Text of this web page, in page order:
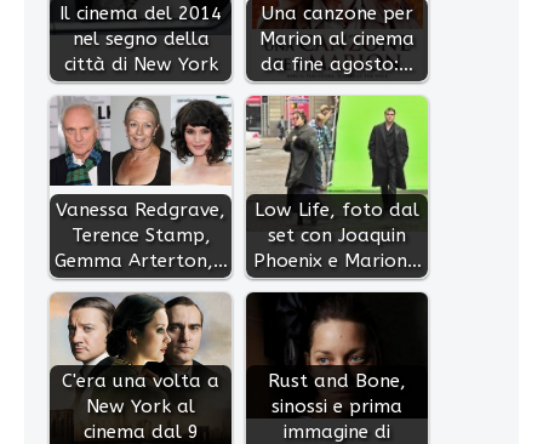
Il cinema del 2014
nel segno della
città di New York
Una canzone per
Marion al cinema
da fine agosto:…
Vanessa Redgrave,
Terence Stamp,
Gemma Arterton,…
Low Life, foto dal
set con Joaquin
Phoenix e Marion…
C'era una volta a
New York al
cinema dal 9
Rust and Bone,
sinossi e prima
immagine di